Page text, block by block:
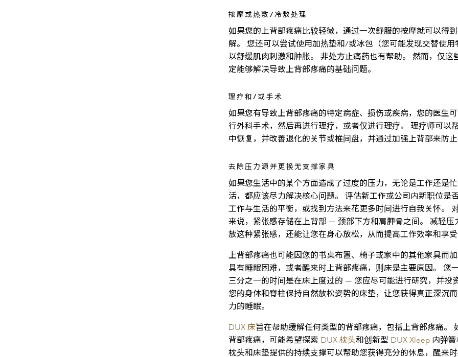
按摩或热敷/冷敷处理
如果您的上背部疼痛比较轻微，通过一次舒服的按摩就可以得
解。 您还可以尝试使用加热垫和/或冰包（您可能发现交替使用
以舒缓肌肉刺激和肿胀。 非处方止痛药也有帮助。 然而，仅这
定能够解决导致上背部疼痛的基础问题。
理疗和/或手术
如果您有导致上背部疼痛的特定病症、损伤或疾病，您的医生
行外科手术，然后再进行理疗，或者仅进行理疗。 理疗师可以
中恢复，并改善退化的关节或椎间盘，并通过加强上背部来防止
去除压力源并更换无支撑家具
如果您生活中的某个方面造成了过度的压力，无论是工作还是
活，都应该尽力解决核心问题。 评估新工作或公司内新职位是
工作与生活的平衡，或找到方法来花更多时间进行自我关怀。
来说，紧张感存储在上背部 — 颈部下方和肩胛骨之间。 减轻压
放这种紧张感，还能让您在身心放松，从而提高工作效率和享受
上背部疼痛也可能因您的书桌布置、椅子或家中的其他家具而
具有睡眠困难，或者醒来时上背部疼痛，则床是主要原因。 您
三分之一的时间是在床上度过的 — 您应尽可能进行研究，并投
您的身体和脊柱保持自然放松姿势的床垫，让您获得真正深沉
力的睡眠。
DUX 床旨在帮助缓解任何类型的背部疼痛，包括上背部疼痛。
背部疼痛，可能希望探索 DUX 枕头和创新型 DUX Xleep 内弹
枕头和床垫提供的持续支撑可以帮助您获得充分的休息，醒来